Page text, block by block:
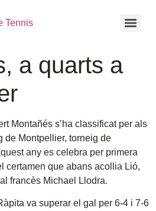
a quarts a
Montañés s’ha classificat per als
de Montpellier, torneig de
any es celebra per primera
certamen que abans acollia Lió,
francès Michael Llodra.
va superar el gal per 6-4 i 7-6